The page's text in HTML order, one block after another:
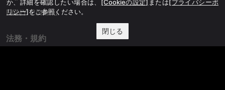
FANY Commu
法務・規約
か、詳細を確認したい場合は、 [Cookieの設定] または[プライバシーポ
リシー]をご参照ください。
閉じる